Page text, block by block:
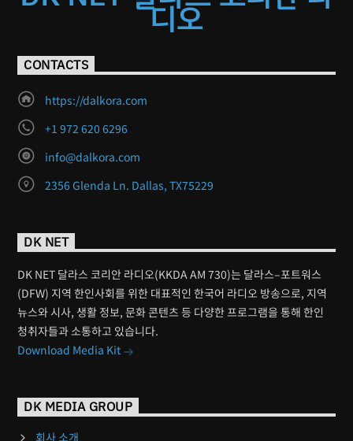
디오
CONTACTS
https://dalkora.com
+1 972 620 6296
info@dalkora.com
2356 Glenda Ln. Dallas, TX75229
DK NET
DK NET 달라스 코리안 라디오(KKDA AM 730)는 달라스–포트워스
(DFW) 지역 한인사회를 위한 대표적인 한국어 라디오 방송으로, 지역
뉴스와 시사, 생활 정보, 문화 콘텐츠 등 다양한 프로그램을 통해 한인
청취자들과 소통하고 있습니다.
Download Media Kit
DK MEDIA GROUP
회사 소개